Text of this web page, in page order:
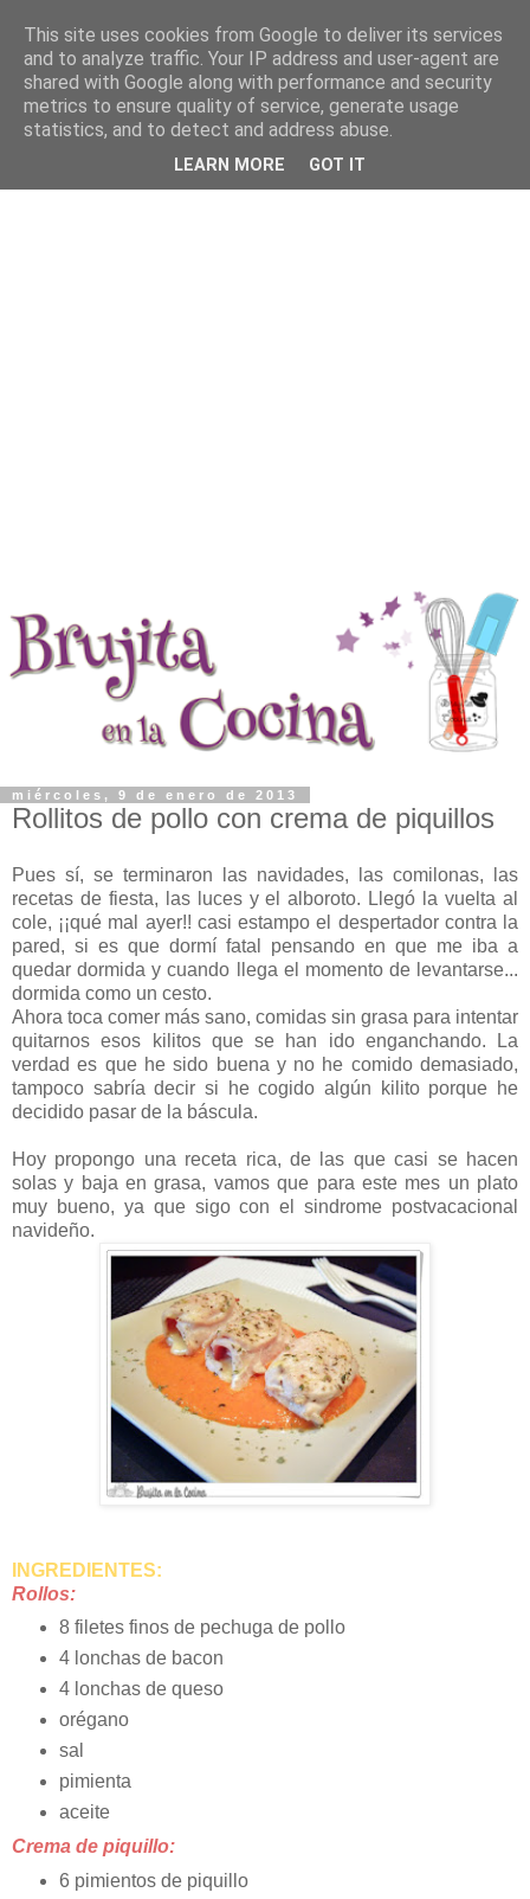
miércoles, 9 de enero de 2013
Rollitos de pollo con crema de piquillos
Pues sí, se terminaron las navidades, las comilonas, las
recetas de fiesta, las luces y el alboroto. Llegó la vuelta al
cole, ¡¡qué mal ayer!! casi estampo el despertador contra la
pared, si es que dormí fatal pensando en que me iba a
quedar dormida y cuando llega el momento de levantarse...
dormida como un cesto.
Ahora toca comer más sano, comidas sin grasa para intentar
quitarnos esos kilitos que se han ido enganchando. La
verdad es que he sido buena y no he comido demasiado,
tampoco sabría decir si he cogido algún kilito porque he
decidido pasar de la báscula.
Hoy propongo una receta rica, de las que casi se hacen
solas y baja en grasa, vamos que para este mes un plato
muy bueno, ya que sigo con el sindrome postvacacional
navideño.
INGREDIENTES:
Rollos:
8 filetes finos de pechuga de pollo
4 lonchas de bacon
4 lonchas de queso
orégano
sal
pimienta
aceite
Crema de piquillo:
6 pimientos de piquillo
This site uses cookies from Google to deliver its services
and to analyze traffic. Your IP address and user-agent are
shared with Google along with performance and security
metrics to ensure quality of service, generate usage
statistics, and to detect and address abuse.
LEARN MORE GOT IT